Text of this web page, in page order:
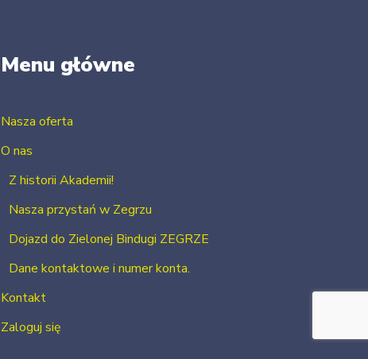
Menu główne
Nasza oferta
O nas
Z historii Akademii!
Nasza przystań w Zegrzu
Dojazd do Zielonej Bindugi ZEGRZE
Dane kontaktowe i numer konta.
Kontakt
Zaloguj się